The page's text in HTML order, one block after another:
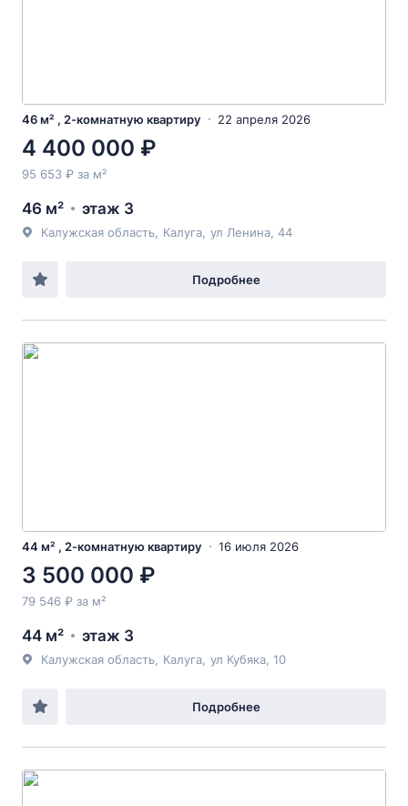
46 м² , 2-комнатную квартиру 22 апреля 2026
4 400 000 ₽
95 653 ₽ за м²
46 м² этаж 3
Калужская область Калуга ул Ленина , 44
Подробнее
44 м² , 2-комнатную квартиру 16 июля 2026
3 500 000 ₽
79 546 ₽ за м²
44 м² этаж 3
Калужская область Калуга ул Кубяка , 10
Подробнее